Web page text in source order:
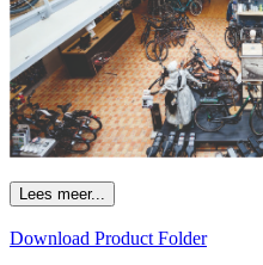
Lees meer...
Download Product Folder